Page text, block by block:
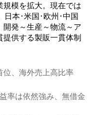
模を拡大。現在では
日本･米国･欧州･中国
開発～生産～物流～ア
提供する製販一貫体制
位、海外売上高比率
率は依然強み、無借金